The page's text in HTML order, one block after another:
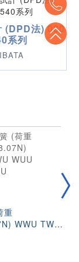
(DPD法) 080
系列
重
WWU TWU